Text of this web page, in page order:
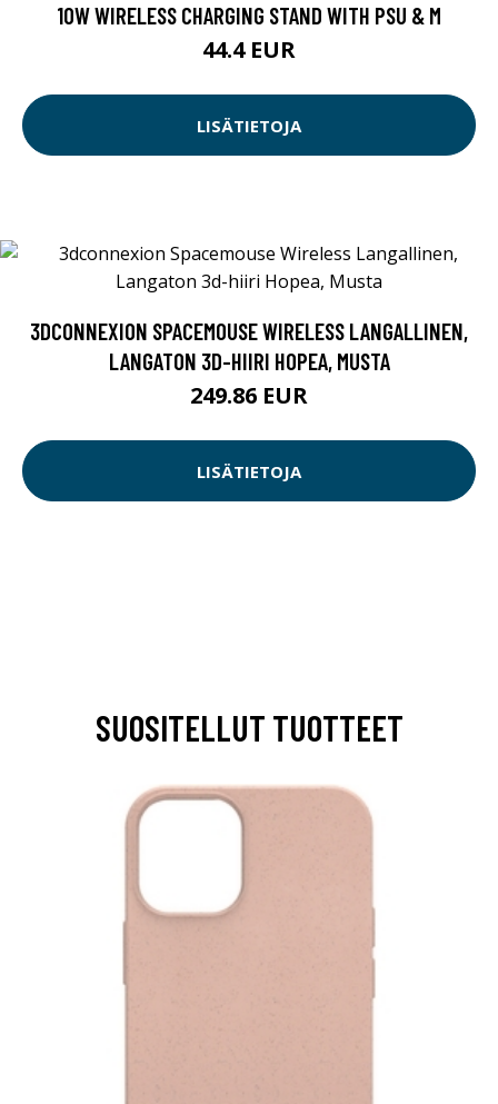
10W WIRELESS CHARGING STAND WITH PSU & M
44.4 EUR
LISÄTIETOJA
3DCONNEXION SPACEMOUSE WIRELESS LANGALLINEN,
LANGATON 3D-HIIRI HOPEA, MUSTA
249.86 EUR
LISÄTIETOJA
SUOSITELLUT TUOTTEET